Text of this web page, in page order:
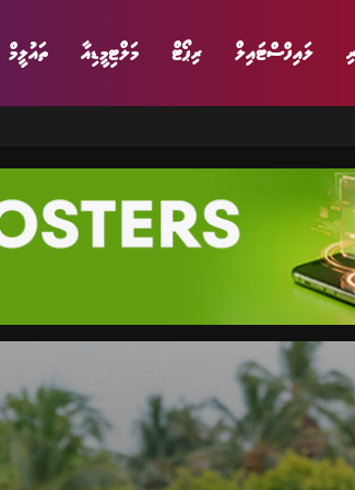
ލައިފްސްޓައިލް ރިޕޯޓް މަލްޓިމީޑިއާ ތައުލީމް